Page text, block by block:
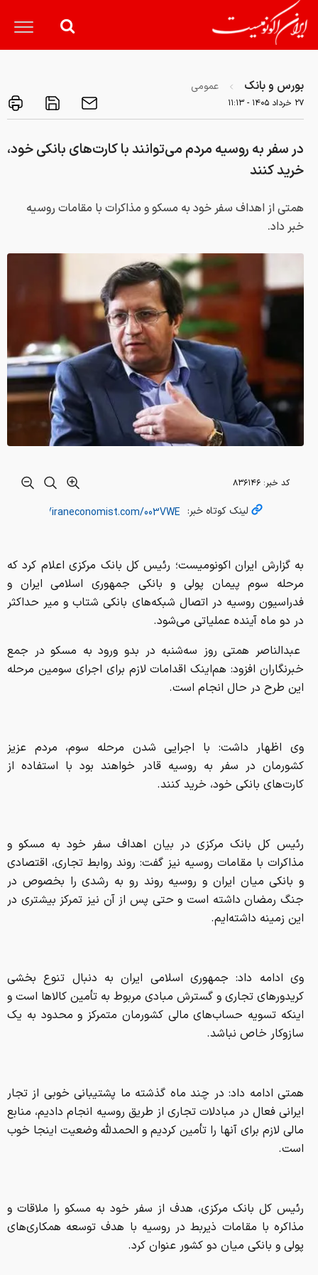
بورس و بانک عمومی
۲۷ خرداد ۱۴۰۵ - ۱۱:۱۳
در سفر به روسیه مردم می‌توانند با کارت‌های بانکی خود،
خرید کنند
همتی از اهداف سفر خود به مسکو و مذاکرات با مقامات روسیه
خبر داد.
کد خبر: ۸۳۶۱۴۶
لینک کوتاه خبر:
به گزارش ایران اکونومیست؛ رئیس کل بانک مرکزی اعلام کرد که
مرحله سوم پیمان پولی و بانکی جمهوری اسلامی ایران و
فدراسیون روسیه در اتصال شبکه‌های بانکی شتاب و میر حداکثر
در دو ماه آینده عملیاتی می‌شود.
عبدالناصر همتی روز سه‌شنبه در بدو ورود به مسکو در جمع
خبرنگاران افزود: هم‌اینک اقدامات لازم برای اجرای سومین مرحله
این طرح در حال انجام است.
وی اظهار داشت: با اجرایی شدن مرحله سوم، مردم عزیز
کشورمان در سفر به روسیه قادر خواهند بود با استفاده از
کارت‌های بانکی خود، خرید کنند.
رئیس کل بانک مرکزی در بیان اهداف سفر خود به مسکو و
مذاکرات با مقامات روسیه نیز گفت:‌ روند روابط تجاری، اقتصادی
و بانکی میان ایران و روسیه روند رو به رشدی را بخصوص در
جنگ رمضان داشته است و حتی پس از آن نیز تمرکز بیشتری در
این زمینه داشته‌ایم.
وی ادامه داد: جمهوری اسلامی ایران به دنبال تنوع بخشی
کریدورهای تجاری و گسترش مبادی مربوط به تأمین کالاها است و
اینکه تسویه‌ حساب‌های مالی کشورمان متمرکز و محدود به یک
سازوکار خاص نباشد.
همتی ادامه داد: در چند ماه گذشته ما پشتیبانی خوبی از تجار
ایرانی فعال در مبادلات تجاری از طریق روسیه انجام دادیم، منابع
مالی لازم برای آنها را تأمین کردیم و الحمدلله وضعیت اینجا خوب
است.
رئیس کل بانک مرکزی، هدف از سفر خود به مسکو را ملاقات و
مذاکره با مقامات ذیربط در روسیه با هدف توسعه همکاری‌های
پولی و بانکی میان دو کشور عنوان کرد.